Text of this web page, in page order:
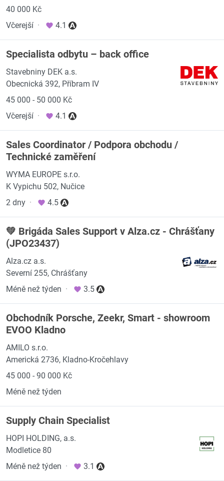
40 000 Kč
Včerejší · 4.1
Specialista odbytu – back office
Stavebniny DEK a.s.
Obecnická 392, Příbram IV
45 000 - 50 000 Kč
Včerejší · 4.1
Sales Coordinator / Podpora obchodu /
Technické zaměření
WYMA EUROPE s.r.o.
K Vypichu 502, Nučice
2 dny · 4.5
💚 Brigáda Sales Support v Alza.cz - Chrášťany
(JPO23437)
Alza.cz a.s.
Severní 255, Chrášťany
Méně než týden · 3.5
Obchodník Porsche, Zeekr, Smart - showroom
EVOO Kladno
AMILO s.r.o.
Americká 2736, Kladno-Kročehlavy
45 000 - 90 000 Kč
Méně než týden
Supply Chain Specialist
HOPI HOLDING, a.s.
Modletice 80
Méně než týden · 3.1